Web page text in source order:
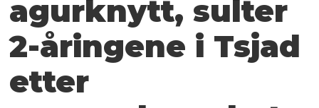
agurknytt, sulter
2-åringene i Tsjad
etter